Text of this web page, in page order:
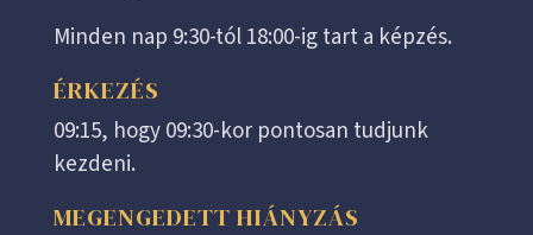
Minden nap 9:30-tól 18:00-ig tart a képzés.
ÉRKEZÉS
09:15, hogy 09:30-kor pontosan tudjunk
kezdeni.
MEGENGEDETT HIÁNYZÁS